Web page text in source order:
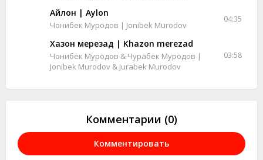
Айлон | Aylon
Чонибек Муродов | Jonibek Murodov
04:35
Хазон мерезад | Khazon merezad
Чонибек Муродов & Чурабек Муродов |
Jonibek Murodov & Jurabek Murodov
03:58
Комментарии (0)
Комментировать